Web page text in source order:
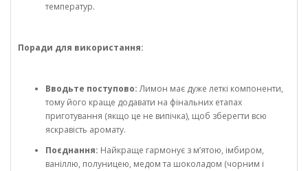
температур.
Поради для використання:
Вводьте поступово:Лимон має дуже леткі компоненти,
тому його краще додавати на фінальних етапах
приготування (якщо це не випічка), щоб зберегти всю
яскравість аромату.
Поєднання: Найкраще гармонує з м’ятою, імбиром,
ваніллю, полуницею, медом та шоколадом (чорним і